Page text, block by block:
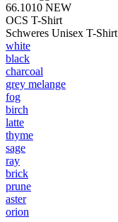
66.1010 NEW
OCS T-Shirt
Schweres Unisex T-Shirt
white
black
charcoal
grey melange
fog
birch
latte
thyme
sage
ray
brick
prune
aster
orion